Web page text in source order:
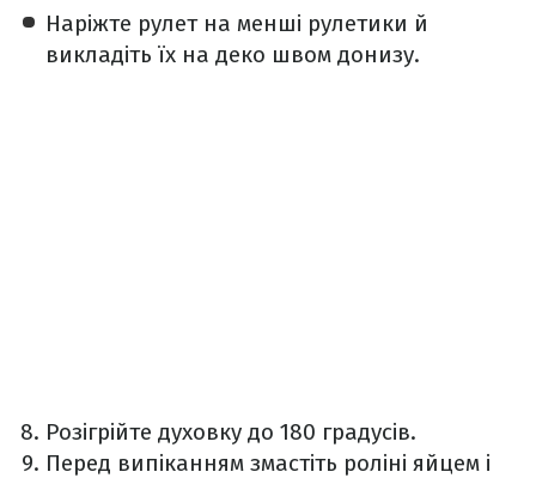
Наріжте рулет на менші рулетики й
викладіть їх на деко швом донизу.
Розігрійте духовку до 180 градусів.
Перед випіканням змастіть роліні яйцем і